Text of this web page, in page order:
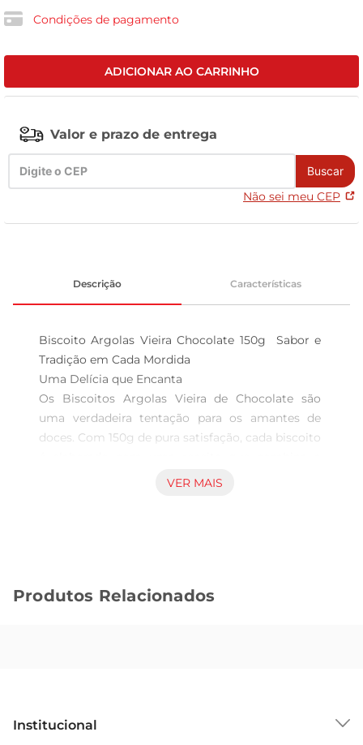
Condições de pagamento
ADICIONAR AO CARRINHO
Valor e prazo de entrega
Buscar
Não sei meu CEP
Descrição Características
Biscoito Argolas Vieira Chocolate 150g  Sabor e
Tradição em Cada Mordida
Uma Delícia que Encanta
Os Biscoitos Argolas Vieira de Chocolate são
uma verdadeira tentação para os amantes de
doces. Com 150g de pura satisfação, cada biscoito
crocância perfeita com o sabor intenso do
Biscoitos Argolas Vieira garantem uma
em diversas ocasiões, como festas, reuniões ou
VER MAIS
Produtos Relacionados
Institucional
leite pó